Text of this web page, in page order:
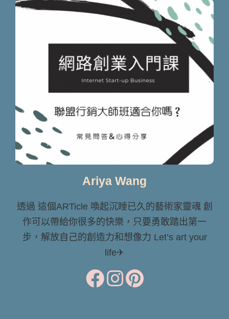
Ariya Wang
透過 這個ARTicle 喚起沉睡已久的藝術家靈魂 創
作可以帶給你很多的快樂，只要勇敢踏出第一
步，解放自己的創造力和想像力 Let’s art your
life✈